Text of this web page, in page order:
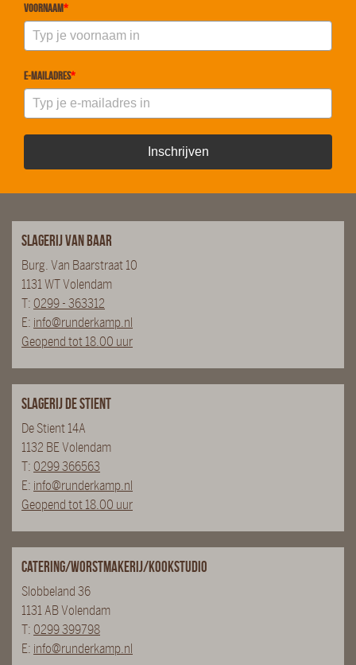
Voornaam*
E-mailadres*
Inschrijven
Slagerij van Baar
Burg. Van Baarstraat 10
1131 WT Volendam
T: 0299 - 363312
E: info@runderkamp.nl
Geopend tot 18.00 uur
Slagerij De Stient
De Stient 14A
1132 BE Volendam
T: 0299 366563
E: info@runderkamp.nl
Geopend tot 18.00 uur
Catering/Worstmakerij/Kookstudio
Slobbeland 36
1131 AB Volendam
T: 0299 399798
E: info@runderkamp.nl